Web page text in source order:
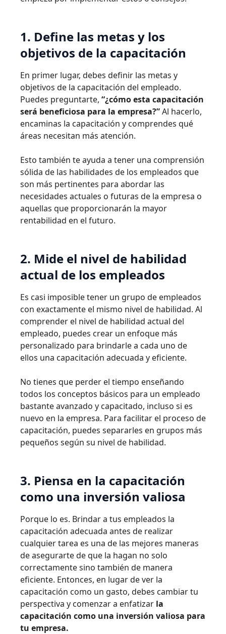
1. Define las metas y los
objetivos de la capacitación
En primer lugar, debes definir las metas y
objetivos de la capacitación del empleado.
Puedes preguntarte, “¿cómo esta capacitación
será beneficiosa para la empresa?”Al hacerlo,
encaminas la capacitación y comprendes qué
áreas necesitan más atención.
Esto también te ayuda a tener una comprensión
sólida de las habilidades de los empleados que
son más pertinentes para abordar las
necesidades actuales o futuras de la empresa o
aquellas que proporcionarán la mayor
rentabilidad en el futuro.
2. Mide el nivel de habilidad
actual de los empleados
Es casi imposible tener un grupo de empleados
con exactamente el mismo nivel de habilidad. Al
comprender el nivel de habilidad actual del
empleado, puedes crear un enfoque más
personalizado para brindarle a cada uno de
ellos una capacitación adecuada y eficiente.
No tienes que perder el tiempo enseñando
todos los conceptos básicos para un empleado
bastante avanzado y capacitado, incluso si es
nuevo en la empresa. Para facilitar el proceso de
capacitación, puedes separarles en grupos más
pequeños según su nivel de habilidad.
3. Piensa en la capacitación
como una inversión valiosa
Porque lo es. Brindar a tus empleados la
capacitación adecuada antes de realizar
cualquier tarea es una de las mejores maneras
de asegurarte de que la hagan no solo
correctamente sino también de manera
eficiente. Entonces, en lugar de ver la
capacitación como un gasto, debes cambiar tu
perspectiva y comenzar a enfatizar la
capacitación como una inversión valiosa para
tu empresa.